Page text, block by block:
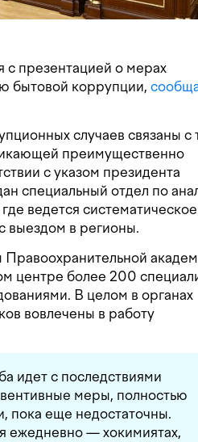
презентацией о мерах
бытовой коррупции,
случаев связаны с
преимущественно
с указом президента
специальный отдел по
ведется систематическое
выездом в регионы.
центре более 200
В целом в органах
вовлечены в работу
идет с последствиями
меры, полностью
пока еще недостаточны.
ежедневно — хокимиятах,